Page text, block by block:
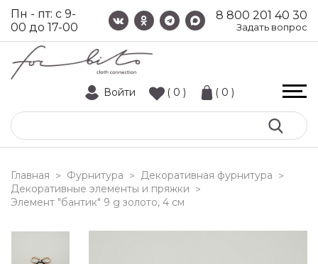
8 800 201 40 30
Задать вопрос
Пн - пт: с 9-
00 до 17-00
Войти ( 0 ) ( 0 )
Главная > Фурнитура > Декоративная фурнитура >
Декоративные элементы и пряжки >
элемент "бантик" 9 g золото, 4 см